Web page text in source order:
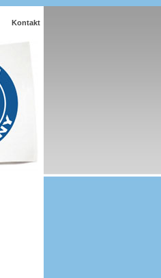
Kontakt